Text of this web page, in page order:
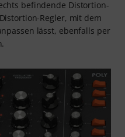
befindende Distortion-
Regler, mit dem
lässt, ebenfalls per